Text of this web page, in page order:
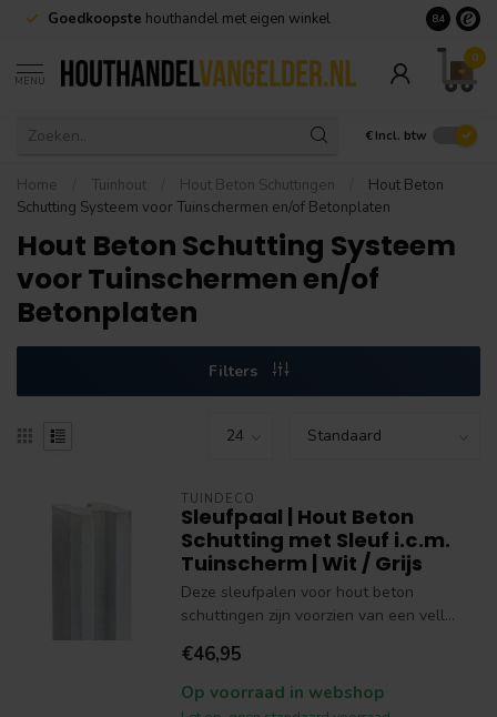
Goedkoopste houthandel met eigen winkel Geen
8.4
MENU
0
€ Incl. btw
Home Tuinhout Hout Beton Schuttingen
Hout Beton
Schutting Systeem voor Tuinschermen en/of Betonplaten
Hout Beton Schutting Systeem
voor Tuinschermen en/of
Betonplaten
Filters
TUINDECO
Sleufpaal | Hout Beton
Schutting met Sleuf i.c.m.
Tuinscherm | Wit / Grijs
Deze sleufpalen voor hout beton
schuttingen zijn voorzien van een vell...
€46,95
Op voorraad in webshop